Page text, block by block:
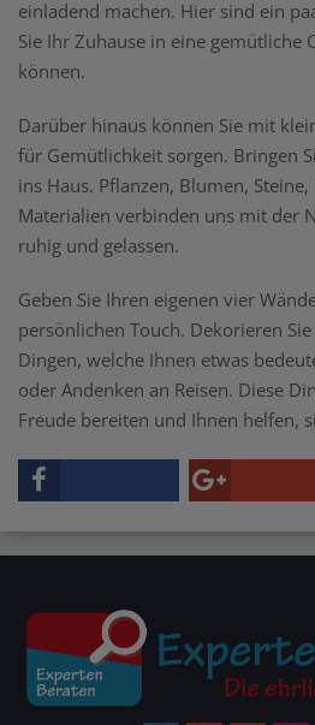
einladend machen. Hier sind ein
Sie Ihr Zuhause in eine gemütliche
können.
Darüber hinaus können Sie mit
für Gemütlichkeit sorgen. Bringen
ins Haus. Pflanzen, Blumen,
Materialien verbinden uns mit der
ruhig und gelassen.
Geben Sie Ihren eigenen vier
persönlichen Touch. Dekorieren
Dingen, welche Ihnen etwas
oder Andenken an Reisen. Diese
Freude bereiten und Ihnen helfen,